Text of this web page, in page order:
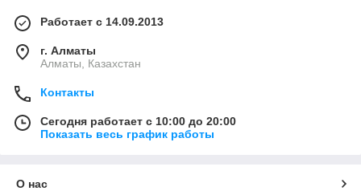
Работает с 14.09.2013
г. Алматы
Алматы, Казахстан
Контакты
Сегодня работает с 10:00 до 20:00
Показать весь график работы
О нас